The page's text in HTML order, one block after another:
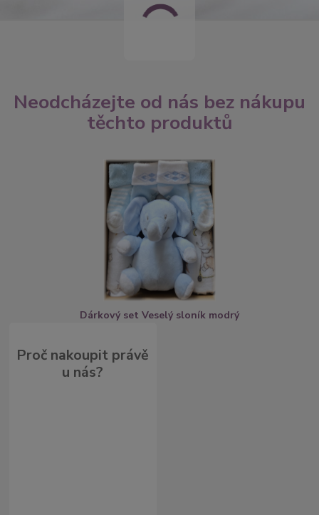
Neodcházejte od nás bez nákupu
těchto produktů
Dárkový set Veselý sloník modrý
Proč nakoupit právě
u nás?